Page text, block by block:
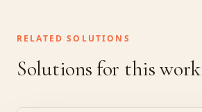
RELATED SOLUTIONS
Solutions for this work